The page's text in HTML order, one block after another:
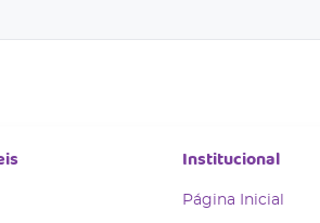
Institucional
Página Inicial